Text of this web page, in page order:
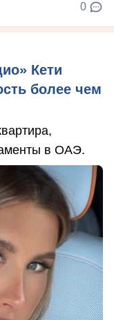
0
Кети
более чем
в ОАЭ.